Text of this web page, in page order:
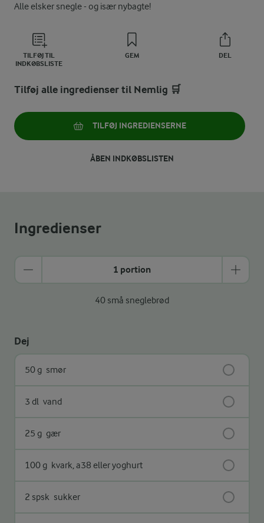
Alle elsker snegle - og især nybagte!
TILFØJ TIL
INDKØBSLISTE
GEM DEL
Tilføj alle ingredienser til Nemlig 🛒
TILFØJ INGREDIENSERNE
ÅBEN INDKØBSLISTEN
Ingredienser
1 portion
40 små sneglebrød
Dej
50 g smør
3 dl vand
25 g gær
100 g kvark, a38 eller yoghurt
2 spsk sukker